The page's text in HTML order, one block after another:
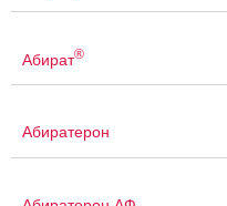
Абират®
Абиратерон